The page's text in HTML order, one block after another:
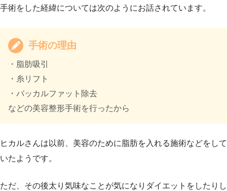
手術をした経緯については次のようにお話されています。
手術の理由
・脂肪吸引
・糸リフト
・バッカルファット除去
などの美容整形手術を行ったから
ヒカルさんは以前、美容のために脂肪を入れる施術などをして
いたようです。
ただ、その後太り気味なことが気になりダイエットをしたりし